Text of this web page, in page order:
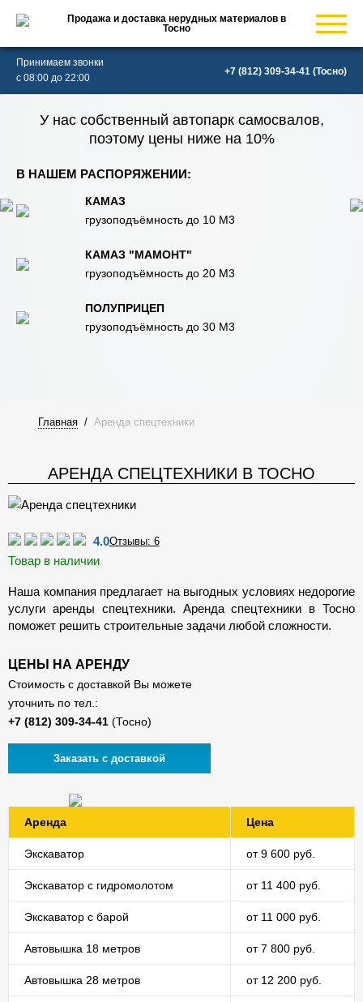
Продажа и доставка нерудных материалов в
Тосно
Принимаем звонки
с 08:00 до 22:00
(Тосно)
В НАШЕМ РАСПОРЯЖЕНИИ:
КАМАЗ
грузоподъёмность до 10 М3
КАМАЗ "МАМОНТ"
грузоподъёмность до 20 М3
ПОЛУПРИЦЕП
грузоподъёмность до 30 М3
У нас собственный автопарк самосвалов,
поэтому цены ниже на 10%
Главная / Аренда спецтехники
АРЕНДА СПЕЦТЕХНИКИ В ТОСНО
4.0Отзывы: 6
Товар в наличии
Наша компания предлагает на выгодных условиях недорогие
услуги аренды спецтехники. Аренда спецтехники в Тосно
поможет решить строительные задачи любой сложности.
ЦЕНЫ НА АРЕНДУ
Стоимость с доставкой Вы можете
уточнить по тел.:
(Тосно)
Заказать с доставкой
Аренда Цена
Экскаватор от 9 600 руб.
Экскаватор с гидромолотом от 11 400 руб.
Экскаватор с барой от 11 000 руб.
Автовышка 18 метров от 7 800 руб.
Автовышка 28 метров от 12 200 руб.